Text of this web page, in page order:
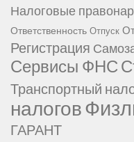
Налоговые
Ответственность Отпуск
Регистрация
Сервисы ФНС
Транспортный
налогов
ГАРАНТ